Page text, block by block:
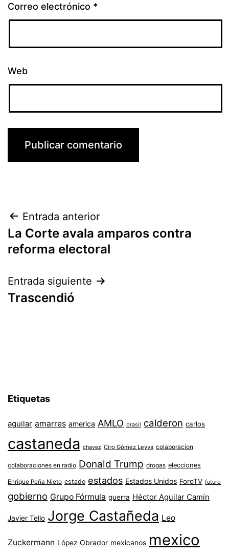
Correo electrónico *
Web
Navegación
de
Entrada anterior
La Corte avala amparos contra
reforma electoral
Entrada siguiente
Trascendió
Etiquetas
aguilar amarres america AMLO brasil calderon carlos
castaneda chavez Ciro Gómez Leyva colaboracion
colaboraciones en radio Donald Trump drogas elecciones
Enrique Peña Nieto estado estados Estados Unidos ForoTV futuro
gobierno Grupo Fórmula guerra Héctor Aguilar Camín
Javier Tello Jorge Castañeda Leo
Zuckermann López Obrador mexicanos mexico